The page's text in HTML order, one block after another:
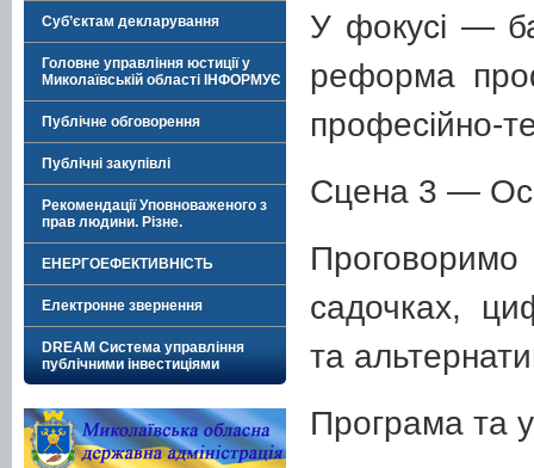
Суб’єктам декларування
Головне управління юстиції у
Миколаївській області ІНФОРМУЄ
Публічне обговорення
Публічні закупівлі
Рекомендації Уповноваженого з
прав людини. Різне.
ЕНЕРГОЕФЕКТИВНІСТЬ
Електронне звернення
DREAM Система управління
публічними інвестиціями
У фокусі —
реформа
професійно-
Сцена 3 —
Проговоримо
садочках,
та
Програма та